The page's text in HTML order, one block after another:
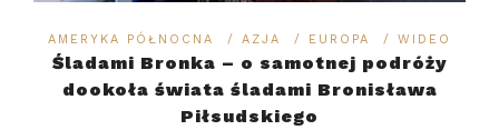
AMERYKA PÓŁNOCNA / AZJA / EUROPA / WIDEO
Śladami Bronka – o samotnej podróży
dookoła świata śladami Bronisława
Piłsudskiego